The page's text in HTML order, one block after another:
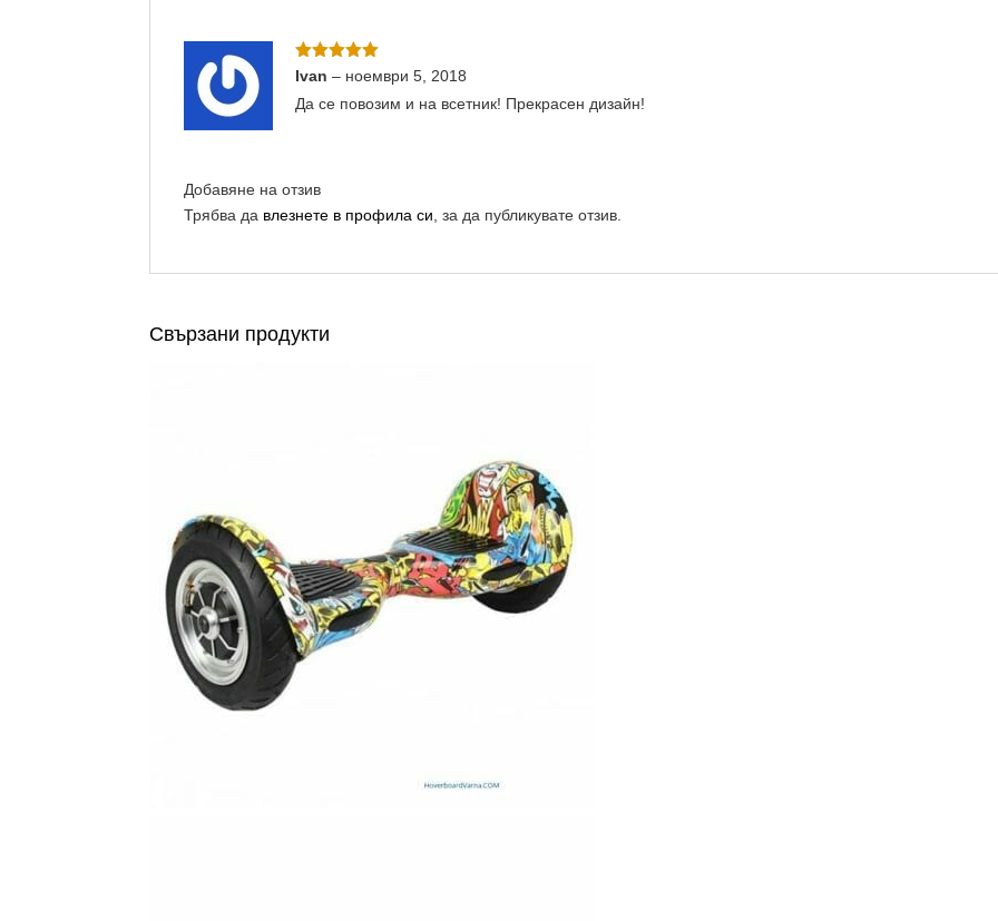
Оценено с
Ivan– ноември 5, 2018
Да се повозим и на всетник! Прекрасен дизайн!
Добавяне на отзив
Трябва да влезнете в профила си , за да публикувате отзив.
Свързани продукти